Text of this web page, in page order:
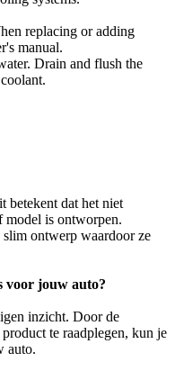
replacing or adding
manual.
Drain and flush the
betekent dat het niet
model is ontworpen.
ontwerp waardoor ze
voor jouw auto?
inzicht. Door de
te raadplegen, kun je
auto.